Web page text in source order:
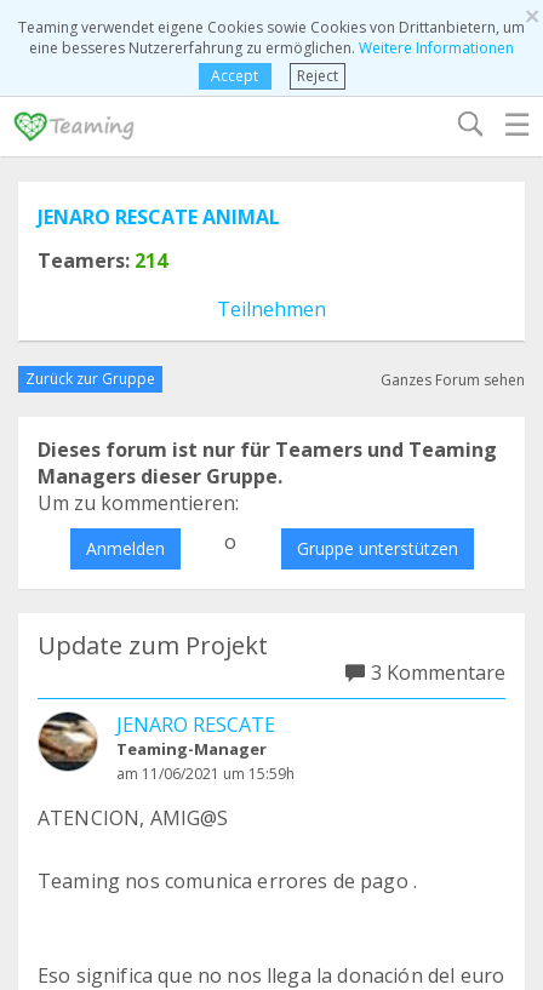
×
Teaming verwendet eigene Cookies sowie Cookies von Drittanbietern, um
eine besseres Nutzererfahrung zu ermöglichen. Weitere Informationen
Accept
Reject
☰
JENARO RESCATE ANIMAL
Teamers: 214
Teilnehmen
Zurück zur Gruppe Ganzes Forum sehen
Dieses forum ist nur für Teamers und Teaming
Managers dieser Gruppe.
Um zu kommentieren:
Anmelden o Gruppe unterstützen
Update zum Projekt
3 Kommentare
JENARO RESCATE
Teaming-Manager
am 11/06/2021 um 15:59h
ATENCION, AMIG@S
Teaming nos comunica errores de pago .
Eso significa que no nos llega la donación del euro